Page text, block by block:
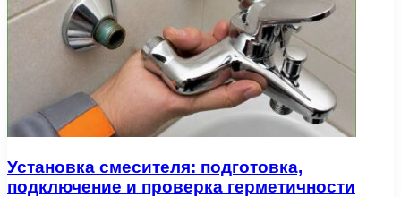
Установка смесителя: подготовка,
подключение и проверка герметичности